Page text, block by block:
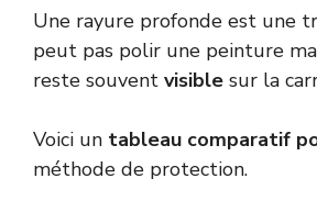
Une rayure profonde est une
peut pas polir une peinture
reste souvent visible sur la
Voici un tableau comparatif
méthode de protection.